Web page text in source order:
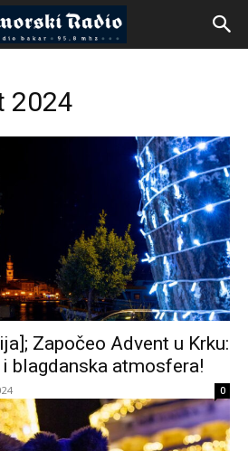
2024
Započeo Advent u Krku:
blagdanska atmosfera!
0